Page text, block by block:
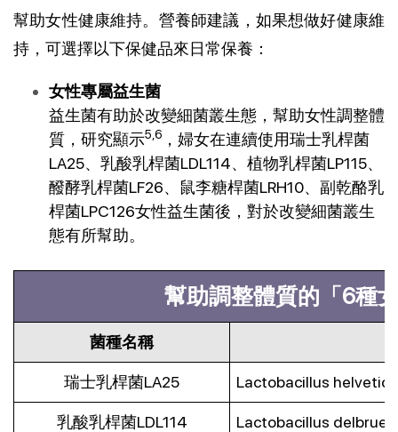
幫助女性健康維持。營養師建議，如果想做好健康維
持，可選擇以下保健品來日常保養：
女性專屬益生菌
益生菌有助於改變細菌叢生態，幫助女性調整體
質，研究顯示5,6 ，婦女在連續使用瑞士乳桿菌
LA25、乳酸乳桿菌LDL114、植物乳桿菌LP115、
醱酵乳桿菌LF26、鼠李糖桿菌LRH10、副乾酪乳
桿菌LPC126女性益生菌後，對於改變細菌叢生
態有所幫助。
幫助調整體質的「6種
菌種名稱
瑞士乳桿菌LA25 Lactobacillus
乳酸乳桿菌LDL114 Lactobacillus